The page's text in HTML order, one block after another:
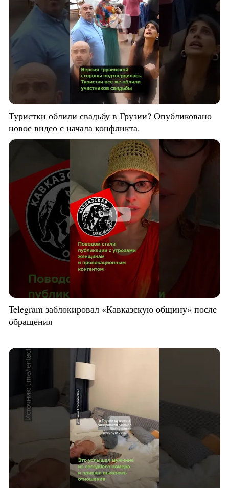
Туристки облили свадьбу в Грузии? Опубликовано
новое видео с начала конфликта.
Telegram заблокировал «Кавказскую общину» после
обращения